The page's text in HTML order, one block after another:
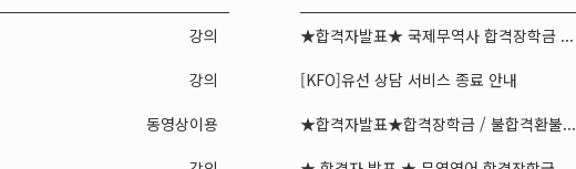
강의
강의
동영상이용
★합격자발표★ 국제무역사 합격장학금 ...
[KFO]유선 상담 서비스 종료 안내
★합격자발표★합격장학금 / 불합격환불...